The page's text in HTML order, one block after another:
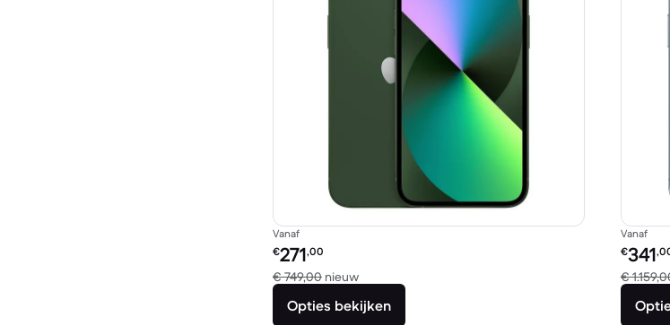
Vanaf
Refurbished prijs:
€271,00
€ 749,00 nieuwVergeleken met € 749,00 nieuw
Opties bekijken
Vanaf
€341
€